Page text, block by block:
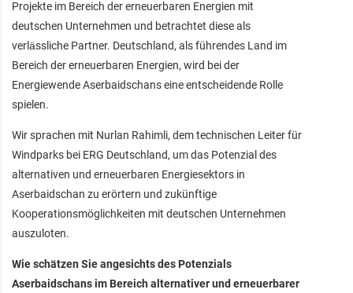
Projekte im Bereich der erneuerbaren Energien mit
deutschen Unternehmen und betrachtet diese als
verlässliche Partner. Deutschland, als führendes Land im
Bereich der erneuerbaren Energien, wird bei der
Energiewende Aserbaidschans eine entscheidende Rolle
spielen.
Wir sprachen mit Nurlan Rahimli, dem technischen Leiter für
Windparks bei ERG Deutschland, um das Potenzial des
alternativen und erneuerbaren Energiesektors in
Aserbaidschan zu erörtern und zukünftige
Kooperationsmöglichkeiten mit deutschen Unternehmen
auszuloten.
Wie schätzen Sie angesichts des Potenzials
Aserbaidschans im Bereich alternativer und erneuerbarer